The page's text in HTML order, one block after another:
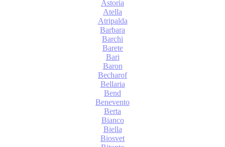
Astoria
Atella
Atripalda
Barbara
Barchi
Barete
Bari
Baron
Becharof
Bellaria
Bend
Benevento
Berta
Bianco
Biella
Biosvet